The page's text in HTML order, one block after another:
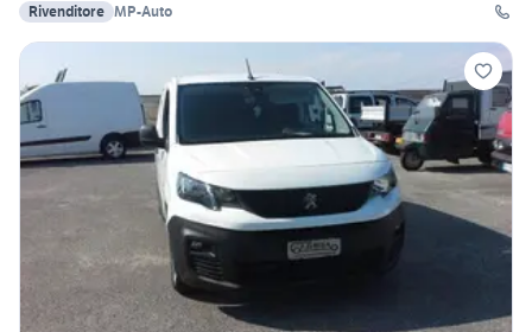
Rivenditore MP-Auto